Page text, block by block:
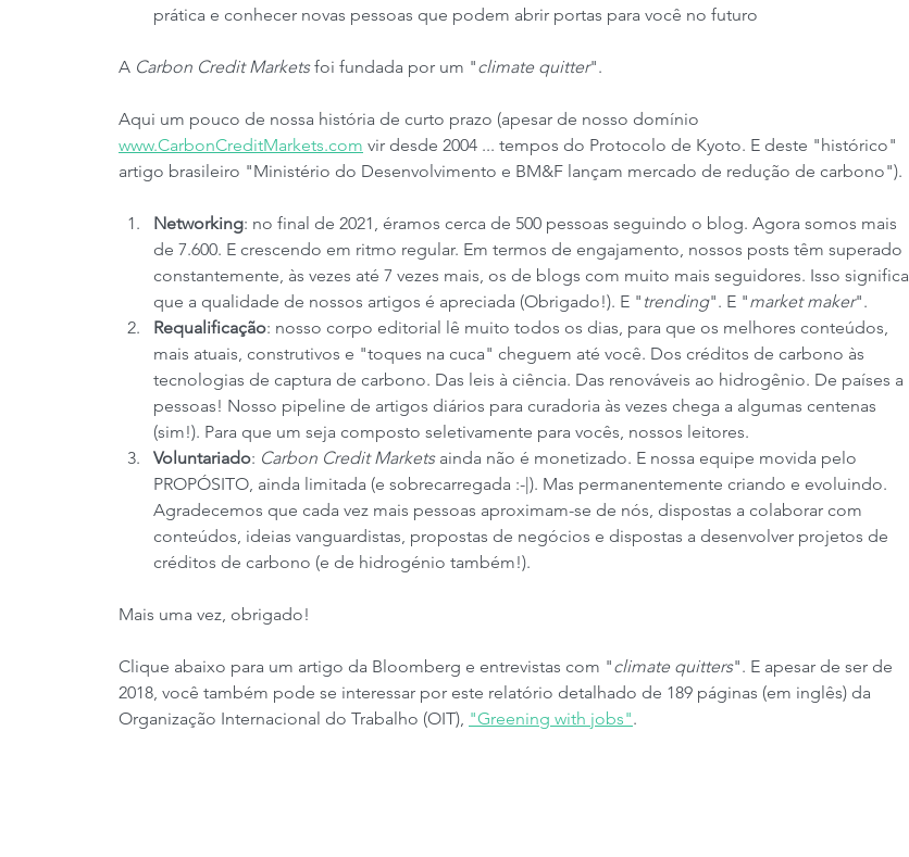
prática e conhecer novas pessoas que podem abrir portas para você no futuro
A Carbon Credit Markets foi fundada por um "climate quitter".
Aqui um pouco de nossa história de curto prazo (apesar de nosso domínio
www.CarbonCreditMarkets.com vir desde 2004 ... tempos do Protocolo de Kyoto. E deste "histórico"
artigo brasileiro "Ministério do Desenvolvimento e BM&F lançam mercado de redução de carbono").
Networking: no final de 2021, éramos cerca de 500 pessoas seguindo o blog. Agora somos mais
de 7.600. E crescendo em ritmo regular. Em termos de engajamento, nossos posts têm superado
constantemente, às vezes até 7 vezes mais, os de blogs com muito mais seguidores. Isso significa
que a qualidade de nossos artigos é apreciada (Obrigado!). E " trending". E "market maker".
Requalificação: nosso corpo editorial lê muito todos os dias, para que os melhores conteúdos,
mais atuais, construtivos e "toques na cuca" cheguem até você. Dos créditos de carbono às
tecnologias de captura de carbono. Das leis à ciência. Das renováveis ​​ao hidrogênio. De países a
pessoas! Nosso pipeline de artigos diários para curadoria às vezes chega a algumas centenas
(sim!). Para que um seja composto seletivamente para vocês, nossos leitores.
Voluntariado: Carbon Credit Markets ainda não é monetizado. E nossa equipe movida pelo
PROPÓSITO, ainda limitada (e sobrecarregada :-|). Mas permanentemente criando e evoluindo.
Agradecemos que cada vez mais pessoas aproximam-se de nós, dispostas a colaborar com
conteúdos, ideias vanguardistas, propostas de negócios e dispostas a desenvolver projetos de
créditos de carbono (e de hidrogénio também!).
Mais uma vez, obrigado!
Clique abaixo para um artigo da Bloomberg e entrevistas com "climate quitters". E apesar de ser de
2018, você também pode se interessar por este relatório detalhado de 189 páginas (em inglês) da
Organização Internacional do Trabalho (OIT), "Greening with jobs".